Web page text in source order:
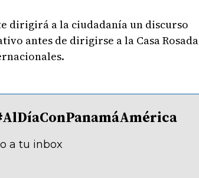
dirigirá a la ciudadanía un discurso
antes de dirigirse a la Casa Rosada
a tu inbox